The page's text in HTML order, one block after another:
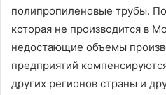
полипропиленовые трубы.
которая не производится в
недостающие объемы
предприятий
других регионов страны и